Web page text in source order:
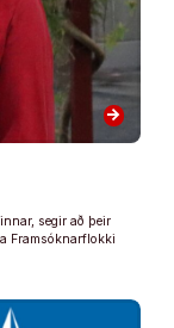
arrow_forward
segir að þeir
Framsóknarflokki